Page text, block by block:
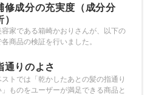
修成分の充実度（成分分
容家である箱崎かおりさんが、以下の
商品の検証を行いました。
通りのよさ
ストでは「乾かしたあとの髪の指通り
」ものをユーザーが満足できる商品と